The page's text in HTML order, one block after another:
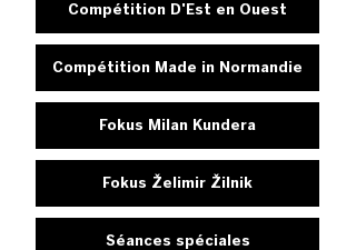
Compétition D'Est en Ouest
Compétition Made in Normandie
Fokus Milan Kundera
Fokus Želimir Žilnik
Séances spéciales